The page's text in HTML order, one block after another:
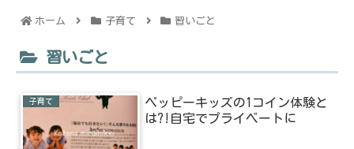
ホーム 子育て 習いごと
習いごと
子育て
ペッピーキッズの1コイン体験と
は?!自宅でプライベートに